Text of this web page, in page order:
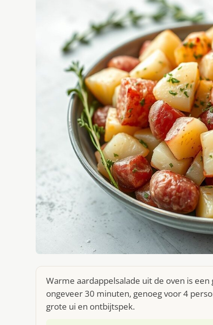
Warme aardappelsalade uit de oven is
ongeveer 30 minuten, genoeg voor 4
grote ui en ontbijtspek.